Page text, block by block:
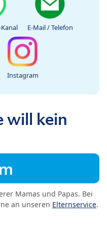
E-Mail / Telefon
Instagram
will kein
Mamas und Papas. Bei
an unseren Elternservice.